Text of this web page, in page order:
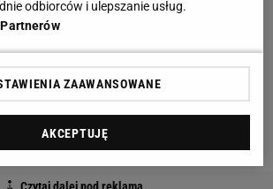
wraz ze swoją żoną Anną, zostali
policję podczas rutynowej kontroli
na lotnisku w Monachium. O
Anna Siemak na swoim
odbiorców i ulepszanie usług.
ZAAWANSOWANE
AKCEPTUJĘ